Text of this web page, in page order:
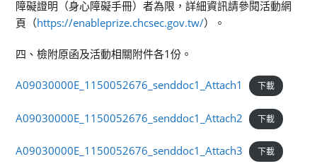
障礙證明（身心障礙手冊）者為限，詳細資訊請參閱活動網
頁（https://enableprize.chcsec.gov.tw/）。
四、檢附原函及活動相關附件各1份。
A09030000E_1150052676_senddoc1_Attach1 下載
A09030000E_1150052676_senddoc1_Attach2 下載
A09030000E_1150052676_senddoc1_Attach3 下載